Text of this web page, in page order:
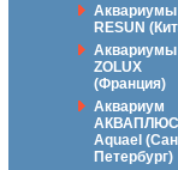
Аквариумы
RESUN
Аквариумы
ZOLUX
(Франция)
Аквариум
Aquael
Петербург)